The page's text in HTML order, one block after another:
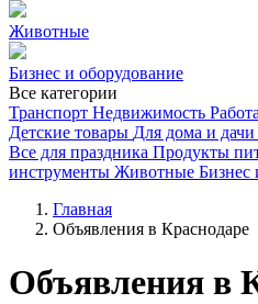
Животные
Бизнес и оборудование
Все категории
Транспорт Недвижимость Работа
Детские товары Для дома и дачи
Все для праздника Продукты
инструменты Животные Бизнес
Главная
Объявления в Краснодаре
Объявления в